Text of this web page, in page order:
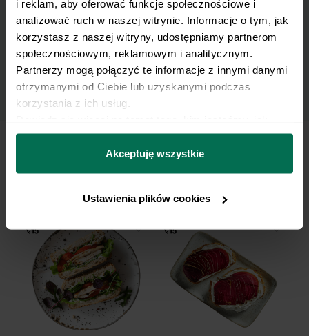
i reklam, aby oferować funkcje społecznościowe i
analizować ruch w naszej witrynie. Informacje o tym, jak
korzystasz z naszej witryny, udostępniamy partnerom
społecznościowym, reklamowym i analitycznym.
Partnerzy mogą połączyć te informacje z innymi danymi
otrzymanymi od Ciebie lub uzyskanymi podczas
korzystania z ich usług.
można się z nami skontaktować i w jaki sposób
przetwarzamy dane osobowe w ramach
prywatności.
Akceptuję wszystkie
Ustawienia plików cookies
danych osobowych w celu otrzymywania
Newslettera i potwierdzam zapoznanie się z
polityką prywatności.